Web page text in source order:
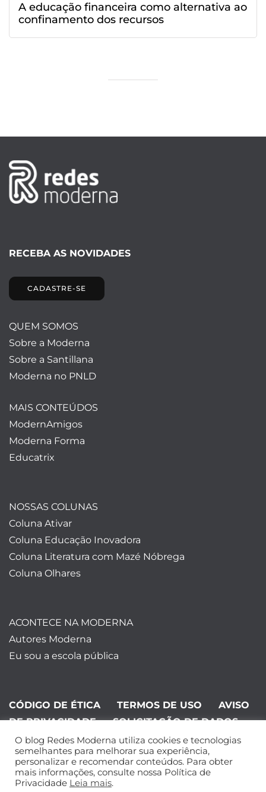
A educação financeira como alternativa ao
confinamento dos recursos
RECEBA AS NOVIDADES
CADASTRE-SE
QUEM SOMOS
Sobre a Moderna
Sobre a Santillana
Moderna no PNLD
MAIS CONTEÚDOS
ModernAmigos
Moderna Forma
Educatrix
NOSSAS COLUNAS
Coluna Ativar
Coluna Educação Inovadora
Coluna Literatura com Mazé Nóbrega
Coluna Olhares
ACONTECE NA MODERNA
Autores Moderna
Eu sou a escola pública
CÓDIGO DE ÉTICA TERMOS DE USO
AVISO
DE PRIVACIDADE
SOLICITAÇÃO DE DADOS
©Editora Moderna 2024. Todos os
direitos reservados.
O blog Redes Moderna utiliza cookies e tecnologias
semelhantes para melhorar sua experiência,
personalizar e recomendar conteúdos. Para obter
mais informações, consulte nossa Política de
Privacidade Leia mais.